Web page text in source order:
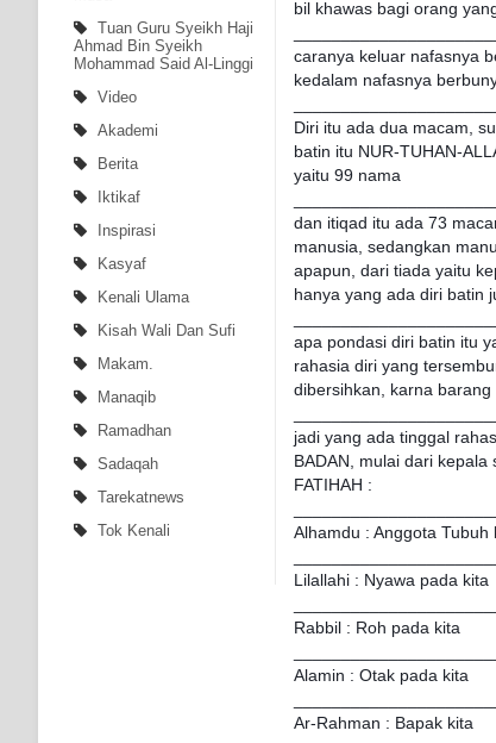
Tuan Guru Syeikh Haji
Ahmad Bin Syeikh
Mohammad Said Al-Linggi
Video
Akademi
Berita
Iktikaf
Inspirasi
Kasyaf
Kenali Ulama
Kisah Wali Dan Sufi
Makam.
Manaqib
Ramadhan
Sadaqah
Tarekatnews
Tok Kenali
bil khawas bagi orang
caranya keluar nafasnya
kedalam nafasnya
Diri itu ada dua macam,
batin itu NUR-TUHAN-
yaitu 99 nama
dan itiqad itu ada 73
manusia, sedangkan
apapun, dari tiada yaitu
hanya yang ada diri batin
apa pondasi diri batin itu
rahasia diri yang
dibersihkan, karna
jadi yang ada tinggal
BADAN, mulai dari
FATIHAH :
Alhamdu : Anggota Tubuh
Lilallahi : Nyawa pada kita
Rabbil : Roh pada kita
Alamin : Otak pada kita
Ar-Rahman : Bapak kita